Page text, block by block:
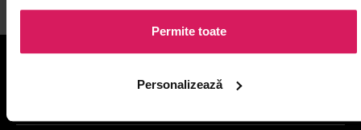
Permite toate
Personalizează